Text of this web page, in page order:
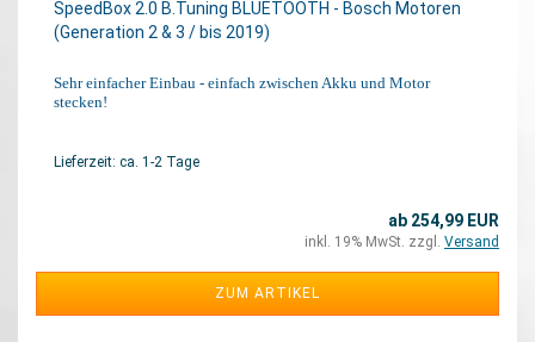
SpeedBox 2.0 B.Tuning BLUETOOTH - Bosch Motoren
(Generation 2 & 3 / bis 2019)
Sehr einfacher Einbau - einfach zwischen Akku und Motor
stecken!
Lieferzeit: ca. 1-2 Tage
ab 254,99 EUR
inkl. 19% MwSt. zzgl. Versand
ZUM ARTIKEL